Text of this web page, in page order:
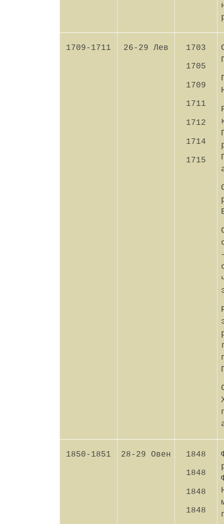
1709-1711 26-29 Лев 1703
1705
1709
1711
1712
1714
1715
1850-1851 28-29 Овен 1848
1848
1848
1848